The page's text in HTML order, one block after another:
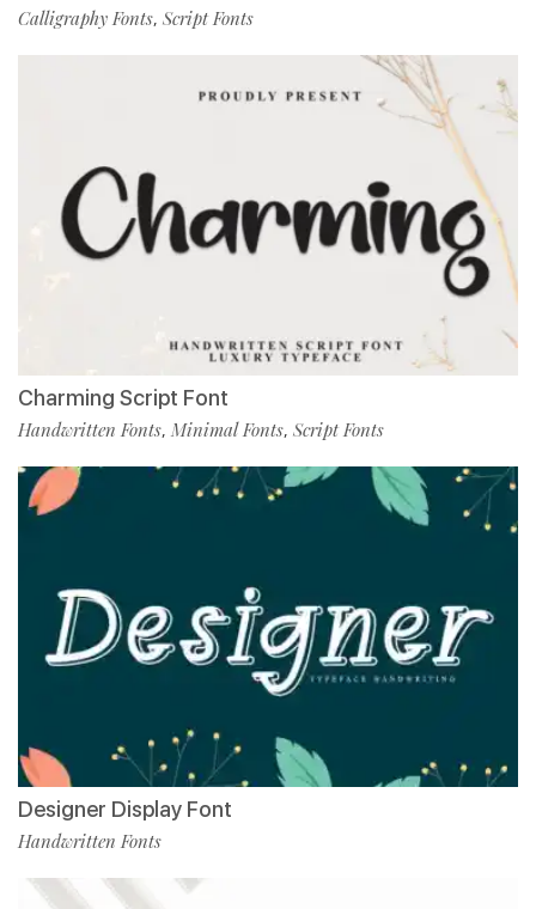
Calligraphy Fonts, Script Fonts
Charming Script Font
Handwritten Fonts, Minimal Fonts, Script Fonts
Designer Display Font
Handwritten Fonts